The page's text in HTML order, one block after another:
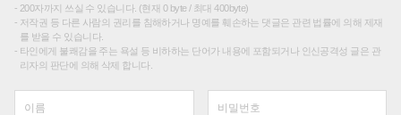
200자까지 쓰실 수 있습니다. (현재 0 byte / 최대 400byte)
저작권 등 다른 사람의 권리를 침해하거나 명예를 훼손하는 댓글은 관련 법률에 의해 제재
를 받을 수 있습니다.
타인에게 불쾌감을 주는 욕설 등 비하하는 단어가 내용에 포함되거나 인신공격성 글은 관
리자의 판단에 의해 삭제 합니다.